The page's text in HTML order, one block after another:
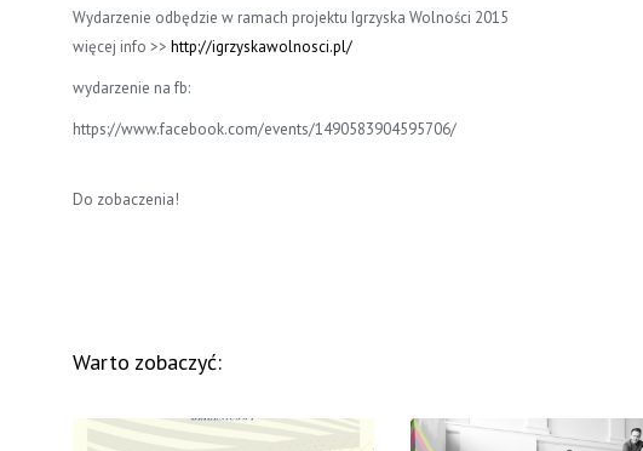
Wydarzenie odbędzie w ramach projektu Igrzyska Wolności 2015
więcej info >> http://igrzyskawolnosci.pl/
wydarzenie na fb:
https://www.facebook.com/events/1490583904595706/
Do zobaczenia!
Warto zobaczyć: